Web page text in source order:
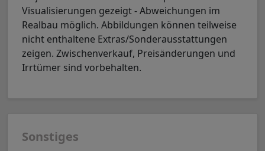
Visualisierungen gezeigt - Abweichungen im
Realbau möglich. Abbildungen können teilweise
nicht enthaltene Extras/Sonderausstattungen
zeigen. Zwischenverkauf, Preisänderungen und
Irrtümer sind vorbehalten.
Sonstiges